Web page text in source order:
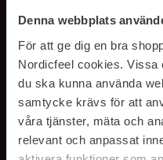
Denna webbplats
För att ge dig en bra
Nordicfeel cookies. Vissa
du ska kunna använda
samtycke krävs för att
våra tjänster, mäta och
relevant och anpassat
NYHETSBREV
E-postadress
Genom att prenumerera